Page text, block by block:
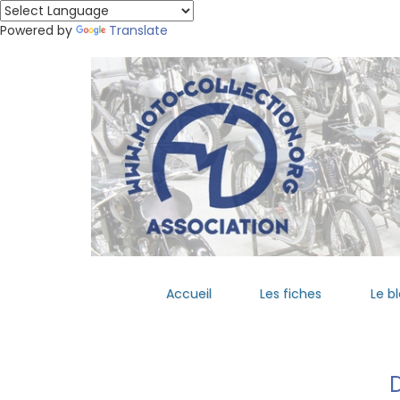
Powered by Translate
Accueil Les fiches Le